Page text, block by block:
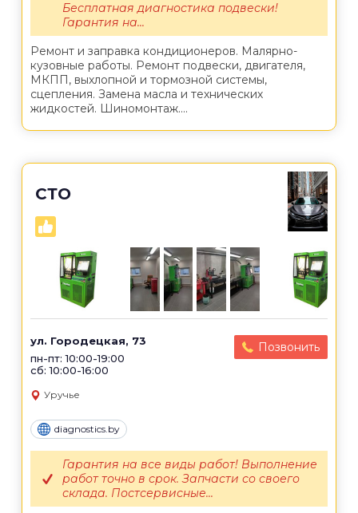
Ремонт и заправка кондиционеров. Малярно-
кузовные работы. Ремонт подвески, двигателя,
МКПП, выхлопной и тормозной системы,
сцепления. Замена масла и технических
жидкостей. Шиномонтаж....
Бесплатная диагностика подвески!
Гарантия на...
СТО
ул. Городецкая, 73
пн-пт: 10:00-19:00
сб: 10:00-16:00
Позвонить
Уручье
diagnostics.by
Гарантия на все виды работ! Выполнение
работ точно в срок. Запчасти со своего
склада. Постсервисные...